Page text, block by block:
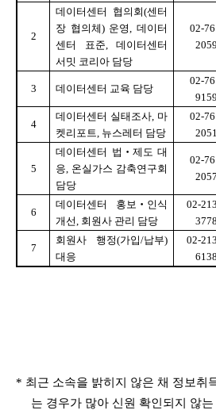
2
데이터센터 협의회(센터
장 협의체) 운영,데이터
센터 표준,데이터센터
서밋 코리아 담당
02-
2059
3 데이터센터 교육 담당
02-
9159
4
데이터센터 실태조사, 마
켓리포트, 뉴스레터 담당
02-
2051
5
데이터센터 법 ‧ 제도 대
응, 온실가스 감축연구회
담당
02-
2057
6
데이터센터 홍보 ‧ 인식
개선, 회원사 관리 담당
02-
3778
7
회원사 행정(가입/납부)
대응
02-
6138
* 최근 소속을 밝히지 않은 채 정보취
는 경우가 많아 신원 확인되지 않